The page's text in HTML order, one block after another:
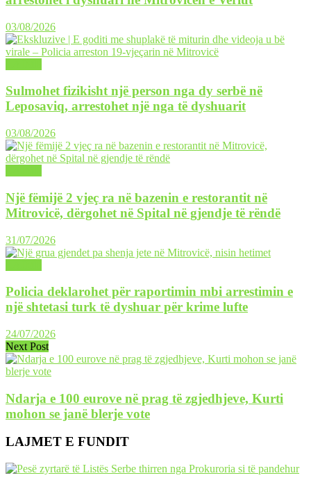
03/08/2026
Sulmohet fizikisht një person nga dy serbë në
Leposaviq, arrestohet një nga të dyshuarit
03/08/2026
Një fëmijë 2 vjeç ra në bazenin e restorantit në
Mitrovicë, dërgohet në Spital në gjendje të rëndë
31/07/2026
Policia deklarohet për raportimin mbi arrestimin e
një shtetasi turk të dyshuar për krime lufte
24/07/2026
Next Post
Ndarja e 100 eurove në prag të zgjedhjeve, Kurti
mohon se janë blerje vote
LAJMET E FUNDIT